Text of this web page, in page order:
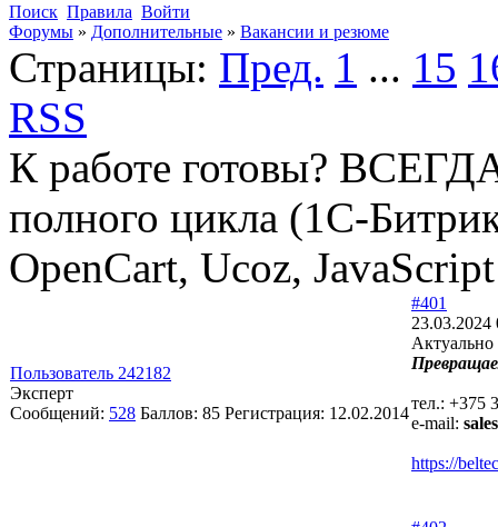
Поиск Правила Войти
Форумы » Дополнительные » Вакансии и резюме
Страницы: Пред. 1 ... 15
RSS
К работе готовы?
полного цикла (1C-
OpenCart, Ucoz,
Пользователь 242182
Эксперт
Сообщений: 528 Баллов: 85 Регистрация: 12.02.2014
#401
23.03.2024
Актуально
тел.: +375
e-mail:
https://